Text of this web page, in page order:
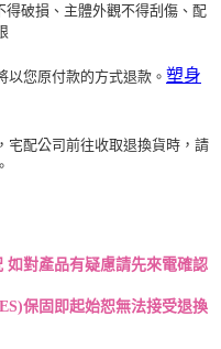
得破損、主體外觀不得刮傷、配
您原付款的方式退款。 塑身
宅配公司前往收取退換貨時，請
如對產品有疑慮請先來電確認
保固即起始恕無法接受退換